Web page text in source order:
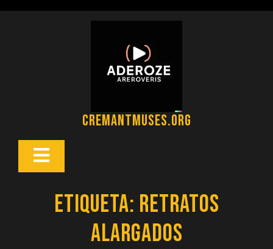
cremantmuses.org
Botón
Etiqueta: retratos
alargados